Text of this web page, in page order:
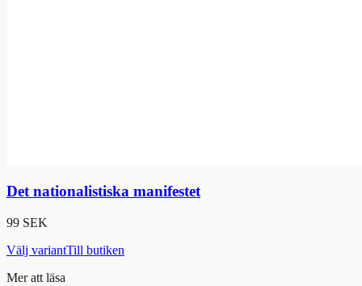
Det nationalistiska manifestet
99 SEK
Välj variantTill butiken
Mer att läsa